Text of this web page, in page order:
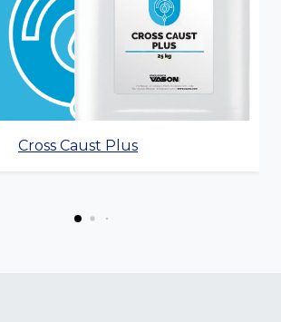
Cross Caust Plus